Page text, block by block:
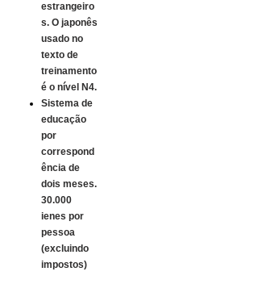
estrangeiro
s. O japonês
usado no
texto de
treinamento
é o nível N4.
Sistema de
educação
por
correspond
ência de
dois meses.
30.000
ienes por
pessoa
(excluindo
impostos)